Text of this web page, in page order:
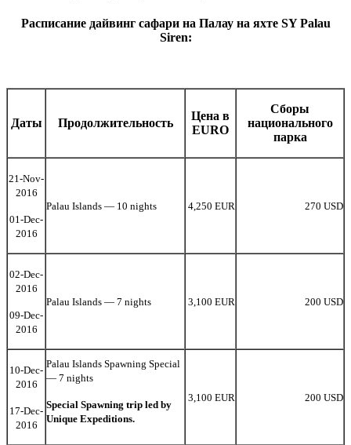
Расписание дайвинг сафари на Палау на яхте SY Palau
Siren:
Даты Продолжительность
Цена в
EURO
Сборы
национального
парка
21-Nov-
2016
01-Dec-
2016
Palau Islands — 10 nights 4,250 EUR 270 USD
02-Dec-
2016
09-Dec-
2016
Palau Islands — 7 nights 3,100 EUR 200 USD
10-Dec-
2016
17-Dec-
2016
Palau Islands Spawning Special
— 7 nights
Special Spawning trip led by
Unique Expeditions.
3,100 EUR 200 USD